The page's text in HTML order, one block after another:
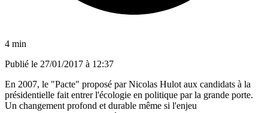
4 min
Publié le 27/01/2017 à 12:37
En 2007, le "Pacte" proposé par Nicolas Hulot aux candidats à la
présidentielle fait entrer l'écologie en politique par la grande porte.
Un changement profond et durable même si l'enjeu